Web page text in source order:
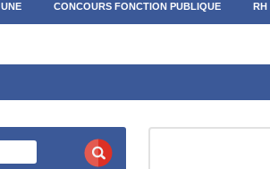
CONCOURS FONCTION PUBLIQUE RH